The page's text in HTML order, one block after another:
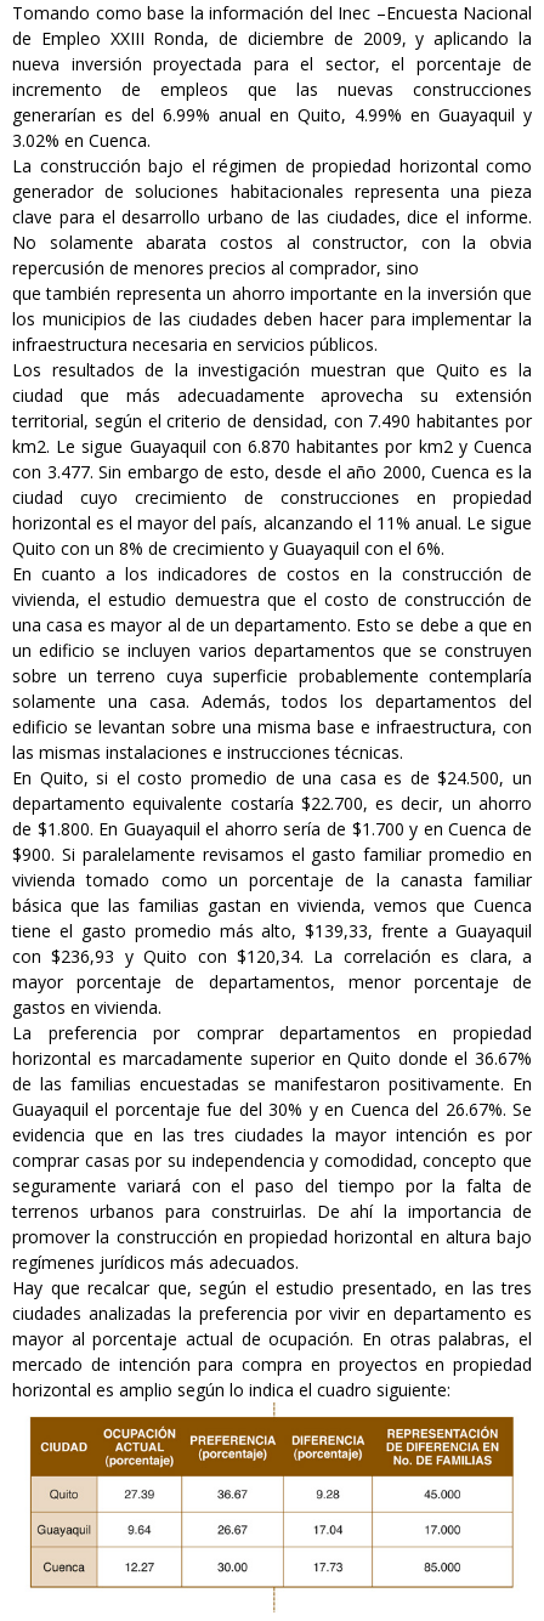
Tomando como base la información del Inec –Encuesta Nacional
de Empleo XXIII Ronda, de diciembre de 2009, y aplicando la
nueva inversión proyectada para el sector, el porcentaje de
incremento de empleos que las nuevas construcciones
generarían es del 6.99% anual en Quito, 4.99% en Guayaquil y
3.02% en Cuenca.
La construcción bajo el régimen de propiedad horizontal como
generador de soluciones habitacionales representa una pieza
clave para el desarrollo urbano de las ciudades, dice el informe.
No solamente abarata costos al constructor, con la obvia
repercusión de menores precios al comprador, sino
que también representa un ahorro importante en la inversión que
los municipios de las ciudades deben hacer para implementar la
infraestructura necesaria en servicios públicos.
Los resultados de la investigación muestran que Quito es la
ciudad que más adecuadamente aprovecha su extensión
territorial, según el criterio de densidad, con 7.490 habitantes por
km2. Le sigue Guayaquil con 6.870 habitantes por km2 y Cuenca
con 3.477. Sin embargo de esto, desde el año 2000, Cuenca es la
ciudad cuyo crecimiento de construcciones en propiedad
horizontal es el mayor del país, alcanzando el 11% anual. Le sigue
Quito con un 8% de crecimiento y Guayaquil con el 6%.
En cuanto a los indicadores de costos en la construcción de
vivienda, el estudio demuestra que el costo de construcción de
una casa es mayor al de un departamento. Esto se debe a que en
un edificio se incluyen varios departamentos que se construyen
sobre un terreno cuya superficie probablemente contemplaría
solamente una casa. Además, todos los departamentos del
edificio se levantan sobre una misma base e infraestructura, con
las mismas instalaciones e instrucciones técnicas.
En Quito, si el costo promedio de una casa es de $24.500, un
departamento equivalente costaría $22.700, es decir, un ahorro
de $1.800. En Guayaquil el ahorro sería de $1.700 y en Cuenca de
$900. Si paralelamente revisamos el gasto familiar promedio en
vivienda tomado como un porcentaje de la canasta familiar
básica que las familias gastan en vivienda, vemos que Cuenca
tiene el gasto promedio más alto, $139,33, frente a Guayaquil
con $236,93 y Quito con $120,34. La correlación es clara, a
mayor porcentaje de departamentos, menor porcentaje de
gastos en vivienda.
La preferencia por comprar departamentos en propiedad
horizontal es marcadamente superior en Quito donde el 36.67%
de las familias encuestadas se manifestaron positivamente. En
Guayaquil el porcentaje fue del 30% y en Cuenca del 26.67%. Se
evidencia que en las tres ciudades la mayor intención es por
comprar casas por su independencia y comodidad, concepto que
seguramente variará con el paso del tiempo por la falta de
terrenos urbanos para construirlas. De ahí la importancia de
promover la construcción en propiedad horizontal en altura bajo
regímenes jurídicos más adecuados.
Hay que recalcar que, según el estudio presentado, en las tres
ciudades analizadas la preferencia por vivir en departamento es
mayor al porcentaje actual de ocupación. En otras palabras, el
mercado de intención para compra en proyectos en propiedad
horizontal es amplio según lo indica el cuadro siguiente: